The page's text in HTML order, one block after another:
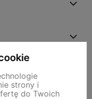
Wielkiego 29a, 50-077
19, 80-237 Gdańsk NIP:
strony i
do Twoich